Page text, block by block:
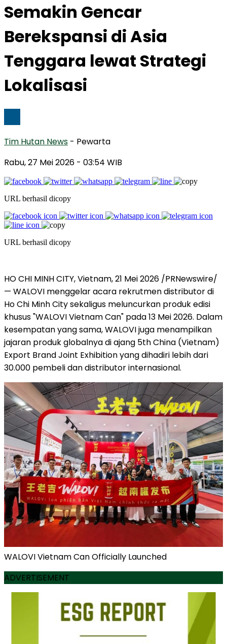
Semakin Gencar
Berekspansi di Asia
Tenggara lewat Strategi
Lokalisasi
Tim Hutan News - Pewarta
Rabu, 27 Mei 2026 - 03:54 WIB
URL berhasil dicopy
URL berhasil dicopy
HO CHI MINH CITY, Vietnam, 21 Mei 2026 /PRNewswire/
— WALOVI menggelar acara rekrutmen distributor di
Ho Chi Minh City sekaligus meluncurkan produk edisi
khusus "WALOVI Vietnam Can" pada 13 Mei 2026. Dalam
kesempatan yang sama, WALOVI juga menampilkan
jajaran produk globalnya di ajang 5th China (Vietnam)
Export Brand Joint Exhibition yang dihadiri lebih dari
30.000 pembeli dan distributor internasional.
WALOVI Vietnam Can Officially Launched
ADVERTISEMENT